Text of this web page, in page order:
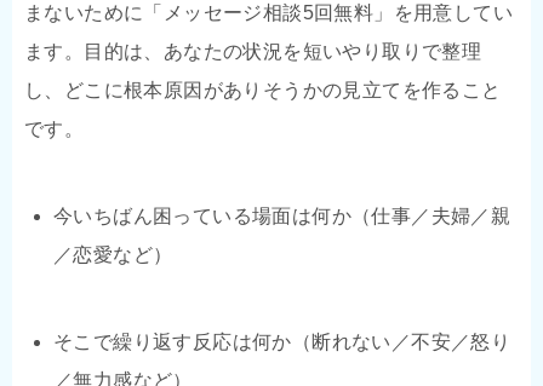
まないために「メッセージ相談5回無料」を用意してい
ます。目的は、あなたの状況を短いやり取りで整理
し、どこに根本原因がありそうかの見立てを作ること
です。
今いちばん困っている場面は何か（仕事／夫婦／親
／恋愛など）
そこで繰り返す反応は何か（断れない／不安／怒り
／無力感など）